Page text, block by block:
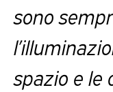
sono
spazio e le